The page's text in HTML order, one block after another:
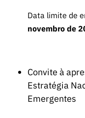
Data limite de
novembro de
Convite à
Estratégia
Emergentes